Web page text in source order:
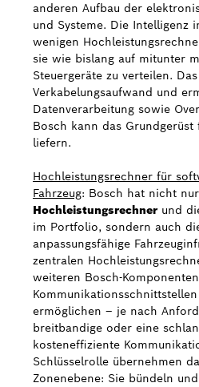
anderen Aufbau der
und Systeme. Die Intelligenz
wenigen
sie wie bislang auf mitunter
Steuergeräte zu verteilen.
Verkabelungsaufwand und
Datenverarbeitung sowie
Bosch kann das Grundgerüst
liefern.
Hochleistungsrechner für
Fahrzeug: Bosch hat nicht
Hochleistungsrechnerund
im Portfolio, sondern auch
anpassungsfähige
zentralen
weiteren Bosch-
ermöglichen – je nach
breitbandige oder eine
kosteneffiziente
Schlüsselrolle übernehmen
Zonenebene: Sie bündeln